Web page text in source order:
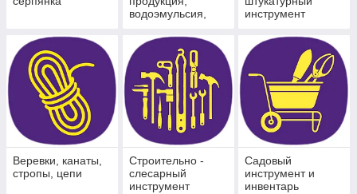
водоэмульсия,
инструмент
Веревки, канаты,
стропы, цепи
Строительно -
слесарный
инструмент
Садовый
инструмент и
инвентарь